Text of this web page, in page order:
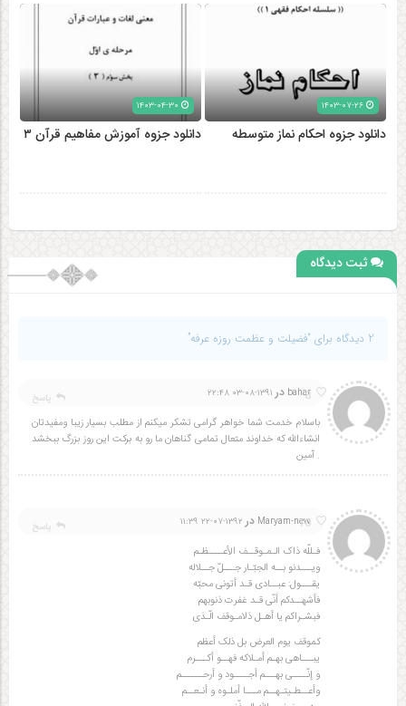
۱۴۰۳-۰۷-۲۶
دانلود جزوه احکام نماز متوسطه دانلود جزوه آموزش مفاهیم قرآن ۳
ثبت دیدگاه
2 دیدگاه برای “فضیلت و عظمت روزه عرفه”
8
bahar در ۱۳۹۱-۰۸-۰۳ ۲۲:۴۸
باسلام خدمت شما خواهر گرامی تشکر میکنم از مطلب بسیار زیبا ومفیدتان
انشاءالله که خداوند متعال تمامی گناهان ما رو به برکت این روز بزرگ ببخشد
. آمین
پاسخ
10
Maryam-new در ۱۳۹۲-۰۷-۲۲ ۱۱:۳۹
فـللّه ذاک الـمـوقــف الأعــــظـم
ویـــدنو بــه الجبّـار جـــلّ جــلاله
یقـــول: عبــادی قـد أتونی محبّه
فأشهــدکم أنّی قـد غفرت ذنوبهم
فبشـراکم یا أهـل ذلامـوقف الّـذی
کموقف یوم العرض بل ذلک أعظم
یبـــاهی بهـم أمـلاکه فهــو أکـــرم
و إنّــــی بهـــم أجــــود و أرحــــــم
وأعــطـیتـهــم مـــا أملـوه و أنـعــم
پاسخ